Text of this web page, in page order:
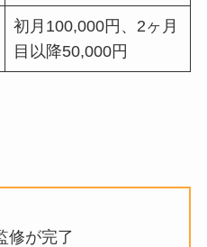
初月100,000円、2ヶ月
目以降50,000円
修が完了